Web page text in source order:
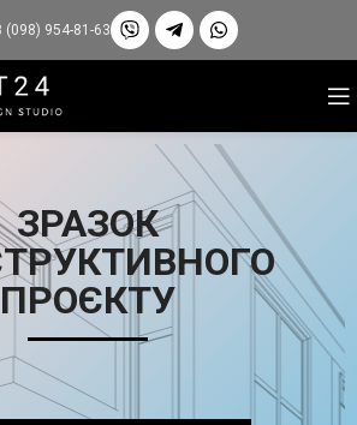
(098) 954-81-63
ЗРАЗОК
ПРОЄКТУ